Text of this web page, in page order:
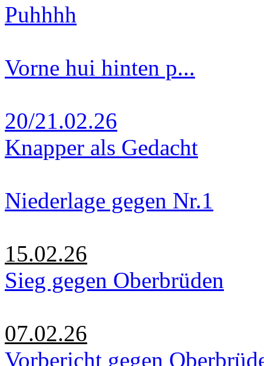
Puhhhh
Vorne hui hinten p...
20/21.02.26
Knapper als Gedacht
Niederlage gegen Nr.1
15.02.26
Sieg gegen Oberbrüden
07.02.26
Vorbericht gegen